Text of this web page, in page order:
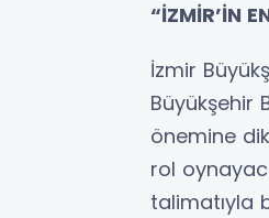
“İZMİR’İN
İzmir
Büyükşehir
önemine
rol
talimatıyla